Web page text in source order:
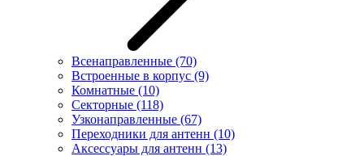
Всенаправленные (70)
Встроенные в корпус (9)
Комнатные (10)
Секторные (118)
Узконаправленные (67)
Переходники для антенн (10)
Аксессуары для антенн (13)